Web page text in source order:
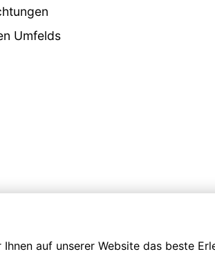
auf unserer Website das beste
Umfelds